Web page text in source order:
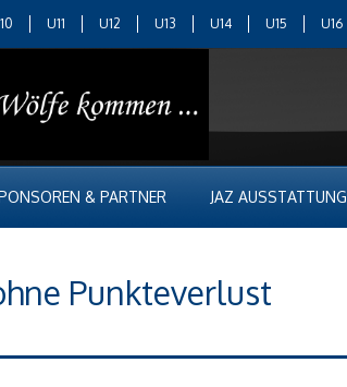
U11 U12 U13 U14 U15 U16
& PARTNER JAZ AUSSTATTUNG
Punkteverlust